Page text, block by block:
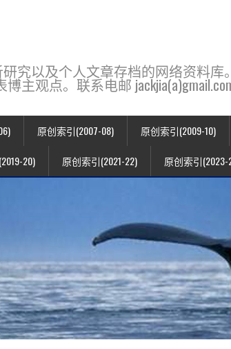
研究以及个人文章存档的网络资料
主观点。联系电邮
原创索引(2007-08) 原创索引(2009-10)
20) 原创索引(2021-22) 原创索引(2023-